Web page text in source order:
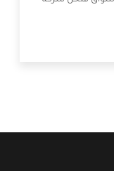
منها خدمة